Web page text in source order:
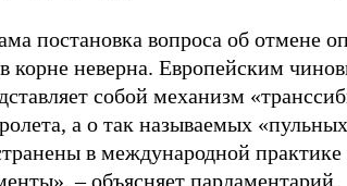
постановка вопроса об отмене
корне неверна. Европейским
собой механизм
а о так называемых
в международной
– объясняет парламентарий.